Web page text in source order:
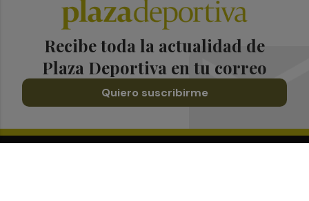
Recibe toda la actualidad de
Plaza Deportiva en tu correo
Quiero suscribirme